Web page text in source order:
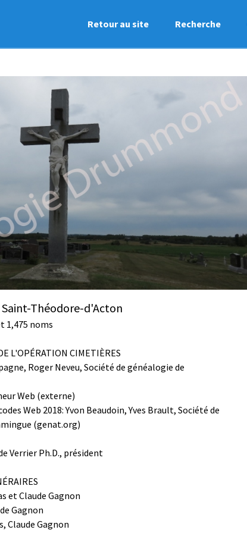
Retour au site Recherche
Théodore-d'Acton
1,475 noms
L'OPÉRATION CIMETIÈRES
Roger Neveu, Société de généalogie de
Web (externe)
Web 2018: Yvon Beaudoin, Yves Brault, Société de
(genat.org)
Verrier Ph.D., président
et Claude Gagnon
Gagnon
Claude Gagnon